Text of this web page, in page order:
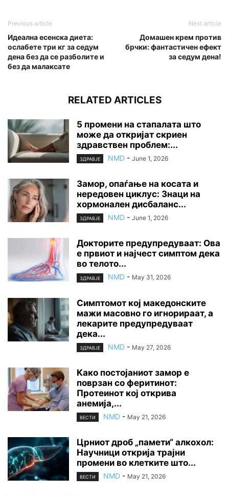
Previous article
Идеална есенска диета:
ослабете три кг за седум
дена без да се разболите и
без да малаксате
Next article
Домашен крем против
брчки: фантастичен ефект
за седум дена!
RELATED ARTICLES
5 промени на стапалата што
може да откријат скриен
здравствен проблем:...
ЗДРАВЈЕ NMD - June 1, 2026
Замор, опаѓање на косата и
нередовен циклус: Знаци на
хормонален дисбаланс...
ЗДРАВЈЕ NMD - June 1, 2026
Докторите предупредуваат: Ова
е првиот и најчест симптом дека
во телото...
ЗДРАВЈЕ NMD - May 31, 2026
Симптомот кој македонските
мажи масовно го игнорираат, а
лекарите предупредуваат
дека...
ЗДРАВЈЕ NMD - May 27, 2026
Како постојаниот замор е
поврзан со феритинот:
Протеинот кој открива
анемија,...
ВЕСТИ NMD - May 21, 2026
Црниот дроб „памети“ алкохол:
Научници открија трајни
промени во клетките што...
ВЕСТИ NMD - May 21, 2026